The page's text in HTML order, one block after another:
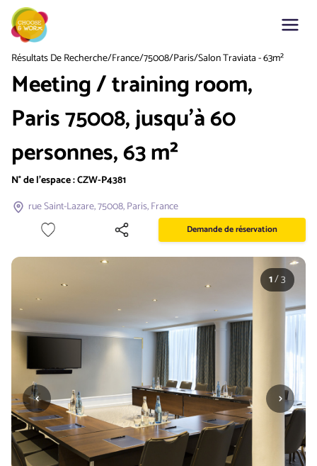
Résultats De Recherche/France/75008/Paris/Salon Traviata - 63m²
Meeting / training room,
Paris 75008, jusqu'à 60
personnes, 63 m²
N° de l'espace :CZW-P4381
rue Saint-Lazare, 75008, Paris, France
Demande de réservation
‹ ›
1/3